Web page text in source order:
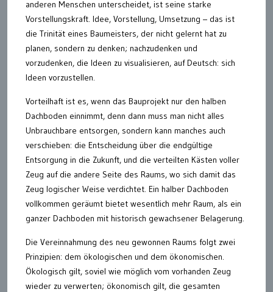
anderen Menschen unterscheidet, ist seine starke
Vorstellungskraft. Idee, Vorstellung, Umsetzung – das ist
die Trinität eines Baumeisters, der nicht gelernt hat zu
planen, sondern zu denken; nachzudenken und
vorzudenken, die Ideen zu visualisieren, auf Deutsch: sich
Ideen vorzustellen.
Vorteilhaft ist es, wenn das Bauprojekt nur den halben
Dachboden einnimmt, denn dann muss man nicht alles
Unbrauchbare entsorgen, sondern kann manches auch
verschieben: die Entscheidung über die endgültige
Entsorgung in die Zukunft, und die verteilten Kästen voller
Zeug auf die andere Seite des Raums, wo sich damit das
Zeug logischer Weise verdichtet. Ein halber Dachboden
vollkommen geräumt bietet wesentlich mehr Raum, als ein
ganzer Dachboden mit historisch gewachsener Belagerung.
Die Vereinnahmung des neu gewonnen Raums folgt zwei
Prinzipien: dem ökologischen und dem ökonomischen.
Ökologisch gilt, soviel wie möglich vom vorhanden Zeug
wieder zu verwerten; ökonomisch gilt, die gesamten